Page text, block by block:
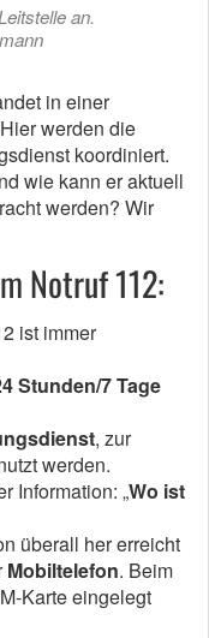
an.
in einer
werden die
koordiniert.
wie kann er aktuell
werden? Wir
Notruf 112:
ist immer
Stunden/7 Tage
, zur
werden.
Information: „Wo ist
überall her erreicht
Mobiltelefon. Beim
Karte eingelegt